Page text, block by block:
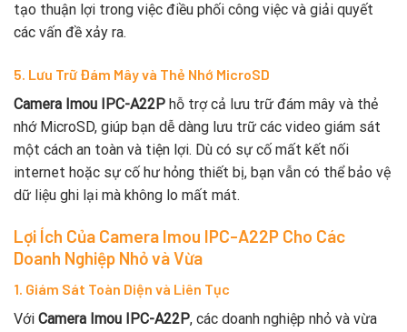
tạo thuận lợi trong việc điều phối công việc và giải quyết
các vấn đề xảy ra.
5. Lưu Trữ Đám Mây và Thẻ Nhớ MicroSD
Camera Imou IPC-A22P hỗ trợ cả lưu trữ đám mây và thẻ
nhớ MicroSD, giúp bạn dễ dàng lưu trữ các video giám sát
một cách an toàn và tiện lợi. Dù có sự cố mất kết nối
internet hoặc sự cố hư hỏng thiết bị, bạn vẫn có thể bảo vệ
dữ liệu ghi lại mà không lo mất mát.
Lợi Ích Của Camera Imou IPC-A22P Cho Các
Doanh Nghiệp Nhỏ và Vừa
1. Giám Sát Toàn Diện và Liên Tục
Với Camera Imou IPC-A22P, các doanh nghiệp nhỏ và vừa